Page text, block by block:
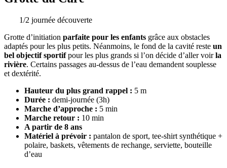
1/2 journée découverte
Grotte d’initiation parfaite pour les enfants grâce aux obstacles
adaptés pour les plus petits. Néanmoins, le fond de la cavité reste un
bel objectif sportifpour les plus grands si l’on décide d’aller voirla
rivière. Certains passages au-dessus de l’eau demandent souplesse
et dextérité.
Hauteur du plus grand rappel : 5 m
Durée : demi-journée (3h)
Marche d’approche : 5 min
Marche retour : 10 min
A partir de 8 ans
Matériel à prévoir : pantalon de sport, tee-shirt synthétique +
polaire, baskets, vêtements de rechange, serviette, bouteille
d’eau